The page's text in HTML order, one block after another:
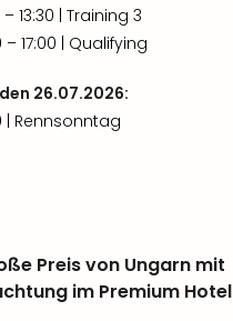
– 13:30 | Training 3
– 17:00 | Qualifying
26.07.2026:
| Rennsonntag
Preis von Ungarn mit
im Premium Hotel